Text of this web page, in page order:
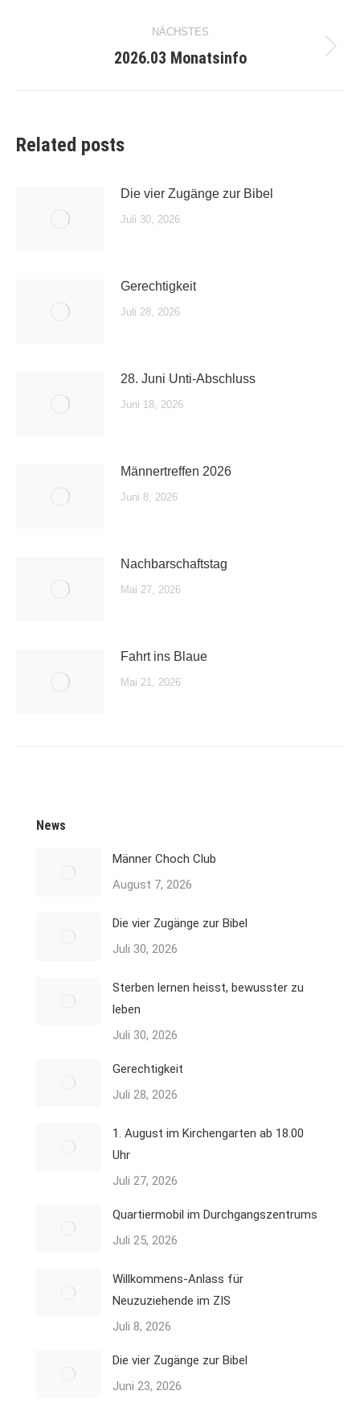
NÄCHSTES
Nächster
2026.03 Monatsinfo
Related posts
Die vier Zugänge zur Bibel
Juli 30, 2026
Gerechtigkeit
Juli 28, 2026
28. Juni Unti-Abschluss
Juni 18, 2026
Männertreffen 2026
Juni 8, 2026
Nachbarschaftstag
Mai 27, 2026
Fahrt ins Blaue
Mai 21, 2026
News
Männer Choch Club
August 7, 2026
Die vier Zugänge zur Bibel
Juli 30, 2026
Sterben lernen heisst, bewusster zu
leben
Juli 30, 2026
Gerechtigkeit
Juli 28, 2026
1. August im Kirchengarten ab 18.00
Uhr
Juli 27, 2026
Quartiermobil im Durchgangszentrums
Juli 25, 2026
Willkommens-Anlass für
Neuzuziehende im ZIS
Juli 8, 2026
Die vier Zugänge zur Bibel
Juni 23, 2026